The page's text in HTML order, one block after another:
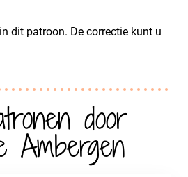
dit patroon. De correctie kunt u
door
Ambergen